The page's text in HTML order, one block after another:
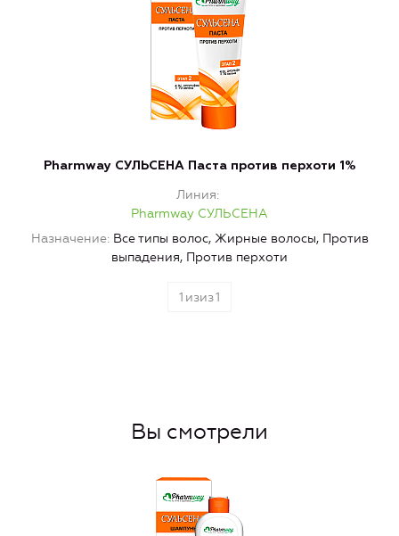
Pharmway СУЛЬСЕНА Паста против перхоти 1%
Линия
Pharmway СУЛЬСЕНА
Назначение Все типы волос, Жирные волосы, Против
выпадения, Против перхоти
1 изиз1
Вы смотрели